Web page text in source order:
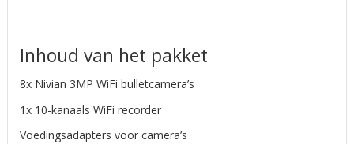
Inhoud van het pakket
8x Nivian 3MP WiFi bulletcamera’s
1x 10-kanaals WiFi recorder
Voedingsadapters voor camera’s